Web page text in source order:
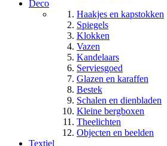
Deco
Haakjes en kapstokken
Spiegels
Klokken
Vazen
Kandelaars
Serviesgoed
Glazen en karaffen
Bestek
Schalen en dienbladen
Kleine bergboxen
Theelichten
Objecten en beelden
Textiel